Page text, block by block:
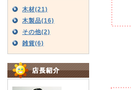
木材(21)
木製品(16)
その他(2)
雑貨(6)